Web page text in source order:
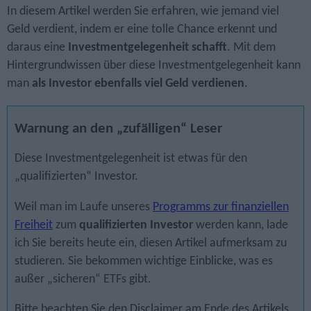
In diesem Artikel werden Sie erfahren, wie jemand viel
Geld verdient, indem er eine tolle Chance erkennt und
daraus eine
Investment­gelegenheit schafft. Mit dem
Hinter­grund­wissen über diese Investment­gelegenheit kann
man als Investor ebenfalls viel Geld verdienen.
Warnung an den „zufälligen“ Leser
Diese Investmentgelegenheit ist etwas für den
„qualifizierten“ Investor.
Weil man im Laufe unseres Programms zur finanziellen
Freiheit zum qualifizierten Investor werden kann, lade
ich Sie bereits heute ein, diesen Artikel aufmerksam zu
studieren. Sie bekommen wichtige Einblicke, was es
außer „sicheren“ ETFs gibt.